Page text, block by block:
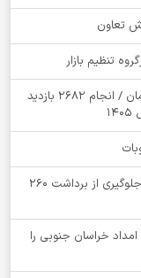
تعاون
تنظیم بازار
خراسان جنوبی رتبه اول کشور در پذیرش توبه متهمان / انجام ۲۶۸۲ بازدید
انسداد ۳۴ حلقه چاه غیرمجاز در خراسان جنوبی؛ جلوگیری از برداشت ۲۶۰
مددجوی کمیته امداد خراسان جنوبی را